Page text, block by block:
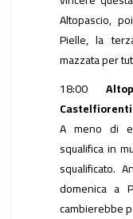
Altopascio,
Pielle, la
mazzata per
18:00
A meno di
squalifica in
squalificato.
domenica a
cambierebbe